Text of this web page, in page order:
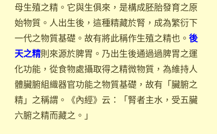
母生殖之精。它與生俱來，是構成胚胎發育之原
始物質。人出生後，這種精藏於腎，成為繁衍下
一代之物質基礎。故有將此稱作生殖之精也。 後
天之精則來源於脾胃。乃出生後通過過脾胃之運
化功能，從食物處攝取得之精微物質，為維持人
體臟腑組織器官功能之物質基礎，故有「臟腑之
精」之稱謂。《內經》云：「腎者主水，受五臟
六腑之精而藏之。」